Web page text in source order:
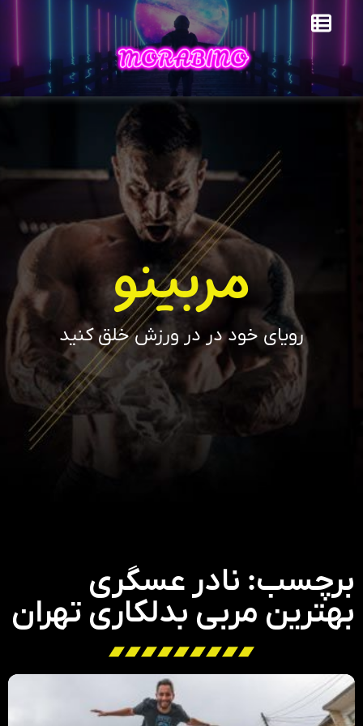
مربینو
رویای خود در در ورزش خلق کنید
برچسب: نادر عسگری
بهترین مربی بدلکاری تهران